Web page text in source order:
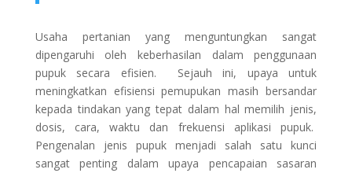
Usaha pertanian yang menguntungkan sangat
dipengaruhi oleh keberhasilan dalam penggunaan
pupuk secara efisien. Sejauh ini, upaya untuk
meningkatkan efisiensi pemupukan masih bersandar
kepada tindakan yang tepat dalam hal memilih jenis,
dosis, cara, waktu dan frekuensi aplikasi pupuk.
Pengenalan jenis pupuk menjadi salah satu kunci
sangat penting dalam upaya pencapaian sasaran